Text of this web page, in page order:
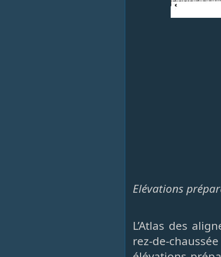
Elévations
L’Atlas des
rez-de-